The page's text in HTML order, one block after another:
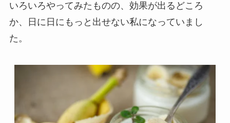
いろいろやってみたものの、効果が出るどころ
か、日に日にもっと出せない私になっていまし
た。